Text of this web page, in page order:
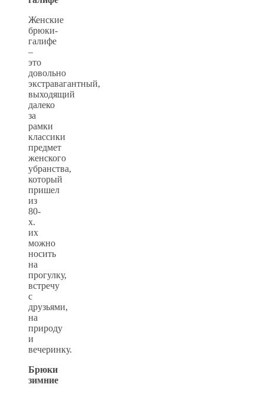
Женские
брюки-
галифе
–
это
довольно
экстравагантный,
выходящий
далеко
за
рамки
классики
предмет
женского
убранства,
который
пришел
из
80-
х.
их
можно
носить
на
прогулку,
встречу
с
друзьями,
на
природу
и
вечеринку.
Брюки
зимние